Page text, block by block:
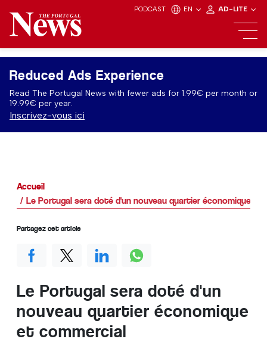
PODCAST EN AD-LITE
Reduced Ads Experience
Read The Portugal News with fewer ads for 1.99€ per month or
19.99€ per year.
Inscrivez-vous ici
Accueil
Le Portugal sera doté d'un nouveau quartier économique et
Le Portugal sera doté d'un
nouveau quartier économique
et commercial
Partagez cet article